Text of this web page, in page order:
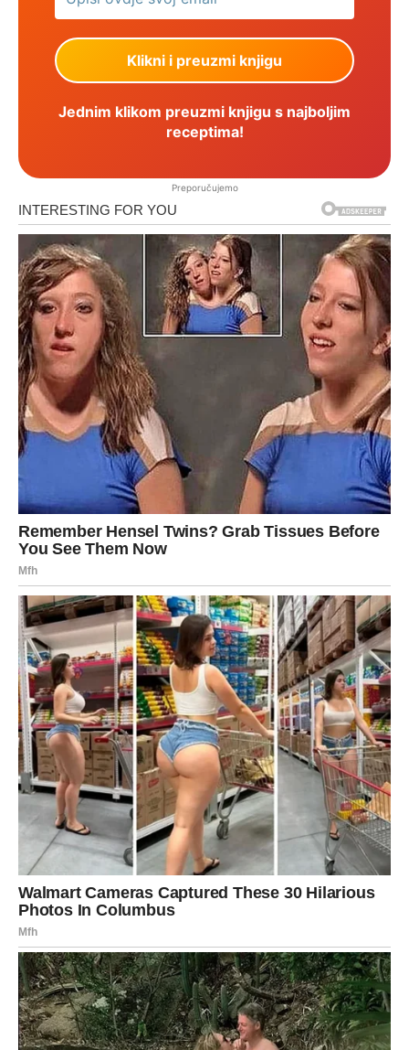
Jednim klikom preuzmi knjigu s najboljim
receptima!
Preporučujemo